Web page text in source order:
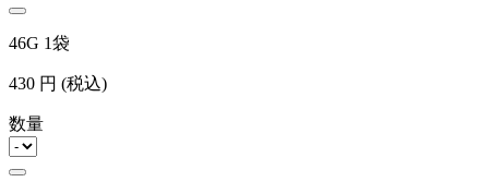
46G 1袋
430 円 (税込)
数量